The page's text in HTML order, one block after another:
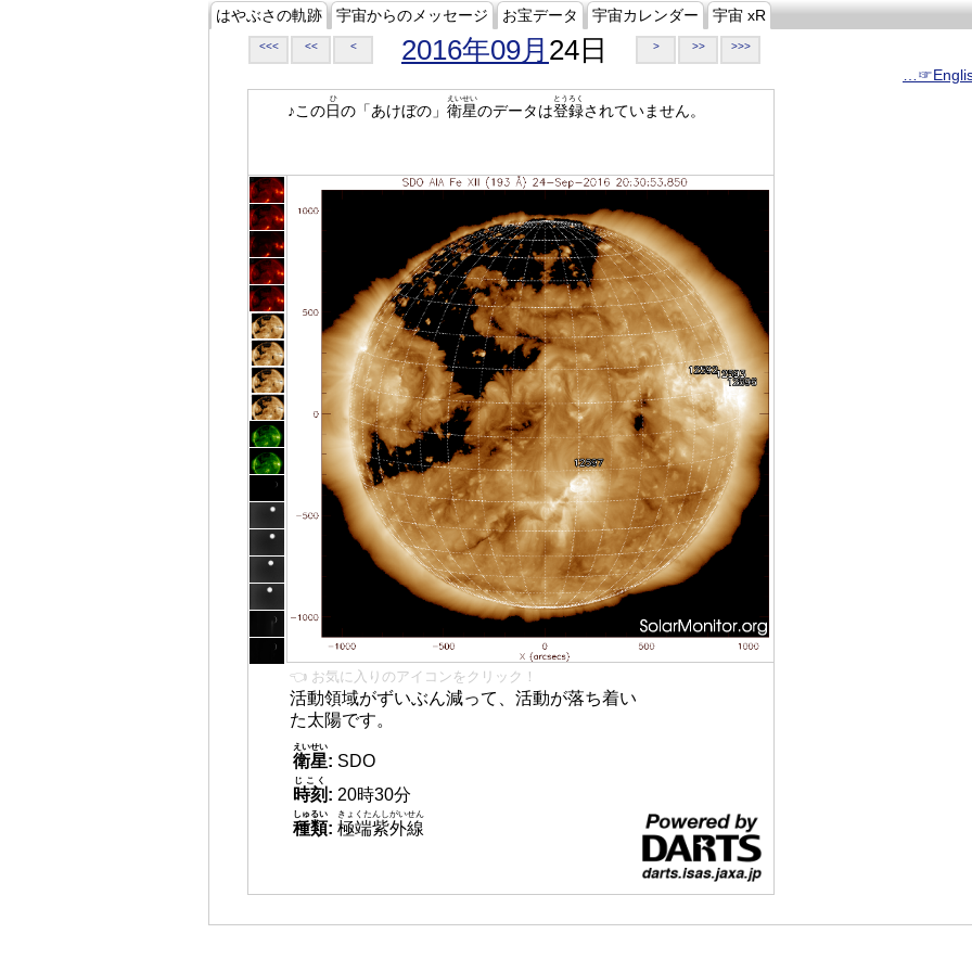
はやぶさの軌跡 宇宙からのメッセージ お宝データ 宇宙カレンダー 宇宙 xR
<<< << < 2016年09月 24日 > >> >>>
♪この日
ひ
の「あけぼの」 衛星
えいせい
のデータは登録
とうろく
されていません。
👈 お気に入りのアイコンをクリック！
活動領域がずいぶん減って、活動が落ち着い
た太陽です。
衛星
えいせい
: SDO
時刻
じこく
: 20時30分
種類
しゅるい
: 極端紫外線
きょくたんしがいせん